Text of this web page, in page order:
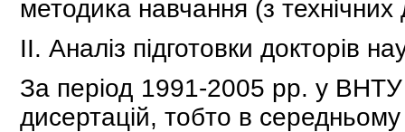
методика навчання (з технічних
ІІ. Аналіз підготовки докторів
За період 1991-2005 рр. у
дисертацій, тобто в